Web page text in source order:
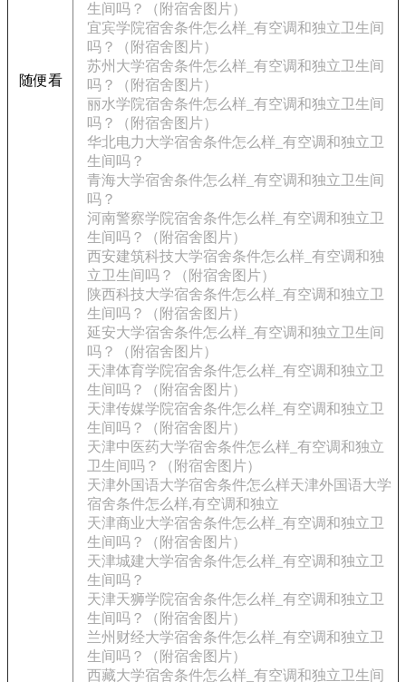
随便看
生间吗？（附宿舍图片）
宜宾学院宿舍条件怎么样_有空调和独立卫生间
吗？（附宿舍图片）
苏州大学宿舍条件怎么样_有空调和独立卫生间
吗？（附宿舍图片）
丽水学院宿舍条件怎么样_有空调和独立卫生间
吗？（附宿舍图片）
华北电力大学宿舍条件怎么样_有空调和独立卫
生间吗？
青海大学宿舍条件怎么样_有空调和独立卫生间
吗？
河南警察学院宿舍条件怎么样_有空调和独立卫
生间吗？（附宿舍图片）
西安建筑科技大学宿舍条件怎么样_有空调和独
立卫生间吗？（附宿舍图片）
陕西科技大学宿舍条件怎么样_有空调和独立卫
生间吗？（附宿舍图片）
延安大学宿舍条件怎么样_有空调和独立卫生间
吗？（附宿舍图片）
天津体育学院宿舍条件怎么样_有空调和独立卫
生间吗？（附宿舍图片）
天津传媒学院宿舍条件怎么样_有空调和独立卫
生间吗？（附宿舍图片）
天津中医药大学宿舍条件怎么样_有空调和独立
卫生间吗？（附宿舍图片）
天津外国语大学宿舍条件怎么样天津外国语大学
宿舍条件怎么样,有空调和独立
天津商业大学宿舍条件怎么样_有空调和独立卫
生间吗？（附宿舍图片）
天津城建大学宿舍条件怎么样_有空调和独立卫
生间吗？
天津天狮学院宿舍条件怎么样_有空调和独立卫
生间吗？（附宿舍图片）
兰州财经大学宿舍条件怎么样_有空调和独立卫
生间吗？（附宿舍图片）
西藏大学宿舍条件怎么样_有空调和独立卫生间